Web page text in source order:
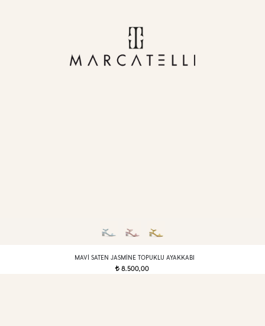
MAVI SATEN JASMINE TOPUKLU AYAKKABI
t8.500,00